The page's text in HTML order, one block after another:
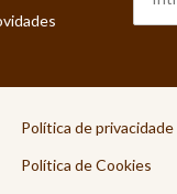
Política de privacidade
Política de Cookies